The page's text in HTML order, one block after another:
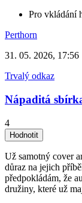
Pro vkládání
Perthorn
31. 05. 2026, 17:56
Trvalý odkaz
Nápaditá
4
Už samotný cover
důraz na jejich
předpokládám, že
družiny, které už